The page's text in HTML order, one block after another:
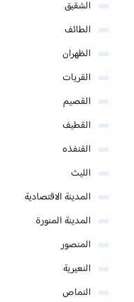
الشقيق
الطائف
الظهران
القريات
القصيم
القطيف
القنفذه
الليث
المدينة الاقتصادية
المدينة المنورة
المنصور
النعيرية
النماص